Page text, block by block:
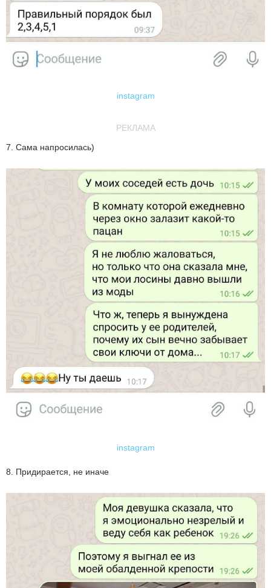
instagram
РЕКЛАМА
7. Сама напросилась)
instagram
8. Придирается, не иначе